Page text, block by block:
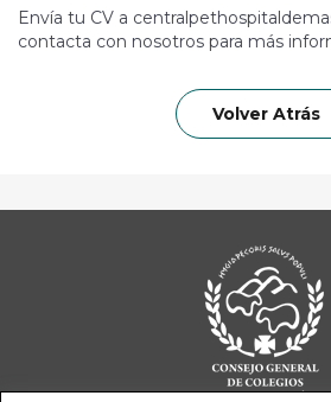
Envía tu CV a
contacta con nosotros para más
Volver Atrás